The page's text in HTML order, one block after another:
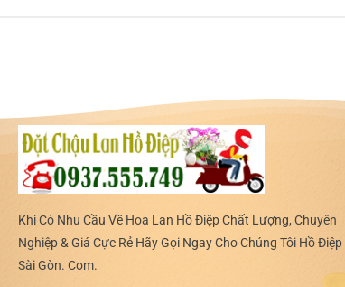
Khi Có Nhu Cầu Về Hoa Lan Hồ Điệp Chất Lượng, Chuyên
Nghiệp & Giá Cực Rẻ Hãy Gọi Ngay Cho Chúng Tôi Hồ Điệp
Sài Gòn. Com.